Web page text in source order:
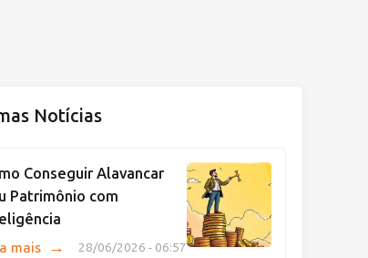
Notícias
Conseguir Alavancar
Patrimônio com
28/06/2026 - 06:57
mais →